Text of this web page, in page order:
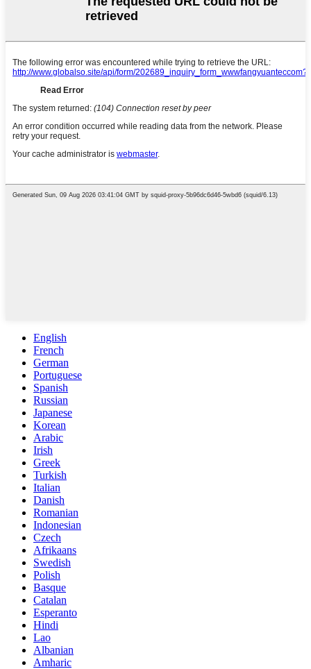
English
French
German
Portuguese
Spanish
Russian
Japanese
Korean
Arabic
Irish
Greek
Turkish
Italian
Danish
Romanian
Indonesian
Czech
Afrikaans
Swedish
Polish
Basque
Catalan
Esperanto
Hindi
Lao
Albanian
Amharic